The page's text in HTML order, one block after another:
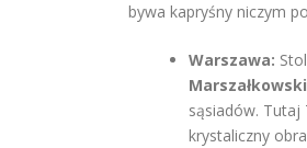
bywa kapryśny niczym
Warszawa:
sąsiadów.
krystaliczny